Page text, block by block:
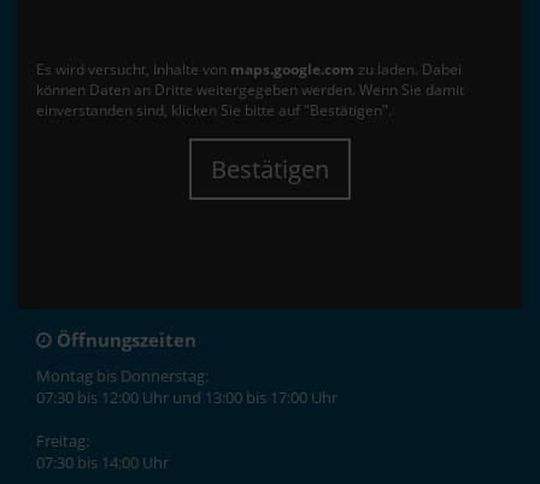
Es wird versucht, Inhalte von maps.google.com zu laden. Dabei
können Daten an Dritte weitergegeben werden. Wenn Sie damit
einverstanden sind, klicken Sie bitte auf "Bestätigen".
Bestätigen
Öffnungszeiten
Montag bis Donnerstag:
07:30 bis 12:00 Uhr und 13:00 bis 17:00 Uhr
Freitag:
07:30 bis 14:00 Uhr